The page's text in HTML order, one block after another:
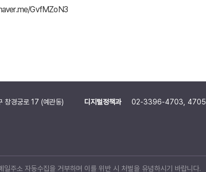
GvfMZoN3
경궁로 17 (예관동) 디지털정책과 02-3396-4703, 4705
일주소 자동수집을 거부하며 이를 위반 시 처벌을 유념하시기 바랍니다.